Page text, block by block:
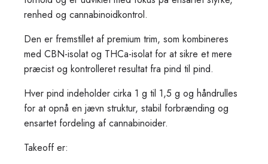
renhed og cannabinoidkontrol.
Den er fremstillet afpremium trim, som kombineres
med CBN-isolat og THCa-isolatfor at sikre et mere
præcist og kontrolleret resultat fra pind til pind.
Hver pind indeholder cirka 1 g til 1,5 g og håndrulles
for at opnå en jævn struktur, stabil forbrænding og
ensartet fordeling af cannabinoider.
Takeoff er: